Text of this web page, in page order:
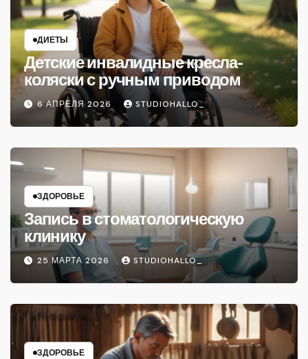
ДИЕТЫ
Детские инвалидные кресла-
коляски с ручным приводом
6 АПРЕЛЯ 2026 STUDIOHALLO_
ЗДОРОВЬЕ
Запись в стоматологическую
клинику
25 МАРТА 2026 STUDIOHALLO_
ЗДОРОВЬЕ